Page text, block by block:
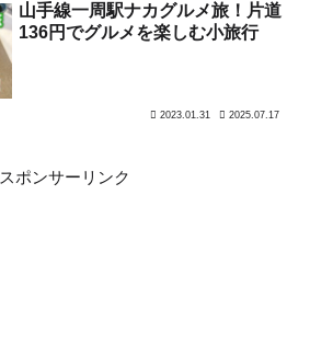
山手線一周駅ナカグルメ旅！片道
136円でグルメを楽しむ小旅行
2023.01.31 2025.07.17
スポンサーリンク